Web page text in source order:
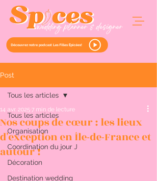
Découvrez notre podcast Les Filles Épicées!
Post
Tous les articles
Organisation
Coordination du jour J
Décoration
Destination wedding
Tous les articles
Nos coups de cœur : les lieux
d'exception en Île-de-France et
autour !
14 avr. 2025 7 min de lecture